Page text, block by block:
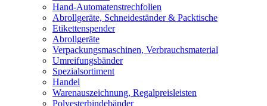
Hand-Automatenstrechfolien
Abrollgeräte, Schneideständer & Packtische
Etikettenspender
Abrollgeräte
Verpackungsmaschinen, Verbrauchsmaterial
Umreifungsbänder
Spezialsortiment
Handel
Warenauszeichnung, Regalpreisleisten
Polyesterbindebänder